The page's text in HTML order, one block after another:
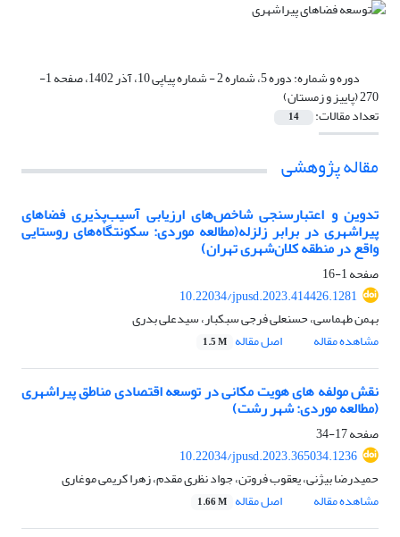
دوره و شماره: دوره 5، شماره 2 - شماره پیاپی 10، آذر 1402، صفحه 1-
270 (پاییز و زمستان)
تعداد مقالات: 14
مقاله پژوهشی
تدوین و اعتبارسنجی شاخص‌های ارزیابی آسیب‌پذیری فضاهای
پیراشهری در برابر زلزله(مطالعه موردی: سکونتگاه‌های روستایی
واقع در منطقه کلان‌شهری تهران)
صفحه1-16
10.22034/jpusd.2023.414426.1281
بهمن طهماسی، حسنعلی فرجی سبکبار، سیدعلی بدری
مشاهده مقاله
اصل مقاله 1.5 M
نقش مولفه های هویت مکانی در توسعه اقتصادی مناطق پیراشهری
(مطالعه موردی: شهر رشت)
صفحه17-34
10.22034/jpusd.2023.365034.1236
حمیدرضا بیژنی، یعقوب فروتن، جواد نظری مقدم، زهرا کریمی موغاری
مشاهده مقاله
اصل مقاله 1.66 M